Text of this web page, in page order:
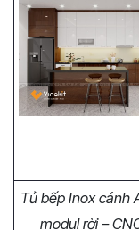
Tủ bếp Inox cánh
modul rời –